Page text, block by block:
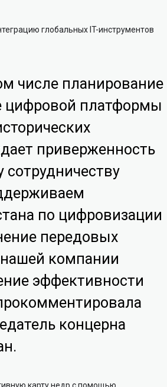
глобальных IT-инструментов
числе планирование
цифровой платформы
приверженность
по цифровизации
передовых
компании
эффективности
концерна
карту недр с помощью